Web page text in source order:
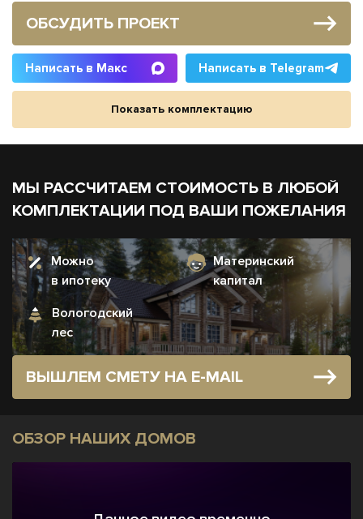
ОБСУДИТЬ ПРОЕКТ
Написать в Макс Написать в Telegram
Показать комплектацию
МЫ РАССЧИТАЕМ СТОИМОСТЬ В ЛЮБОЙ
КОМПЛЕКТАЦИИ ПОД ВАШИ ПОЖЕЛАНИЯ
Можно
в ипотеку
Материнский
капитал
Вологодский
лес
ВЫШЛЕМ СМЕТУ НА E-MAIL
ОБЗОР НАШИХ ДОМОВ